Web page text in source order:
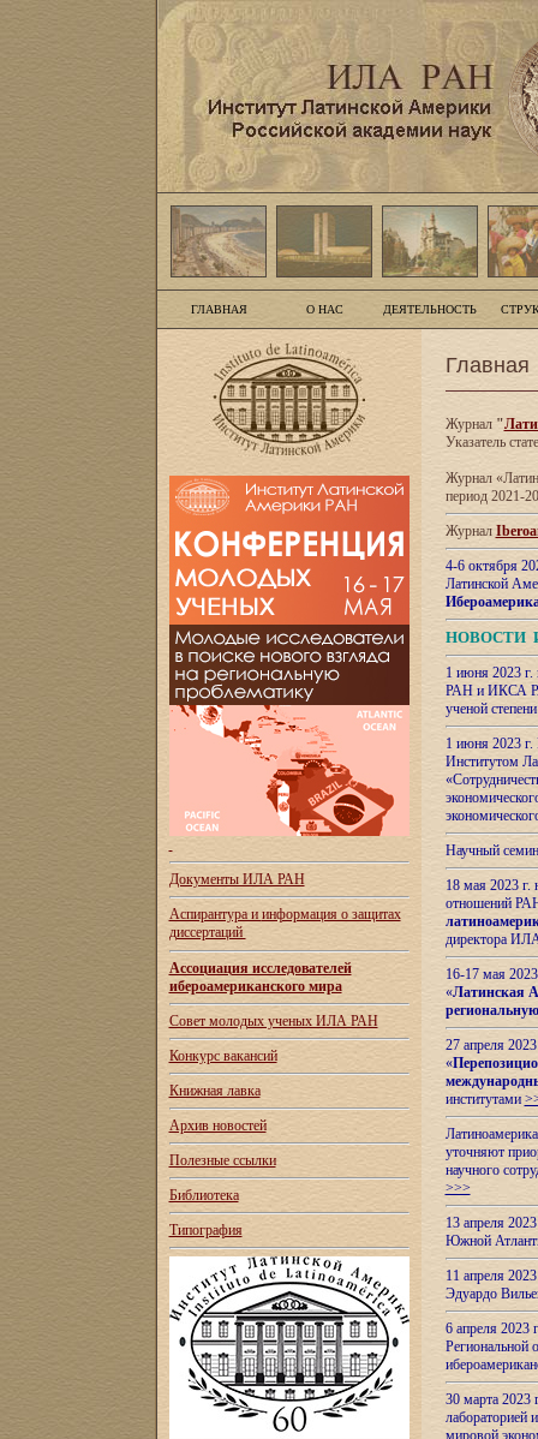
ГЛАВНАЯ О НАС ДЕЯТЕЛЬНОСТЬ
Документы ИЛА РАН
Аспирантура и информация о защитах
диссертаций
Ассоциация исследователей
ибероамериканского мира
Совет молодых ученых ИЛА РАН
Конкурс вакансий
Книжная лавка
Архив новостей
Полезные ссылки
Библиотека
Типография
Главная
Журнал"
Указатель
Журнал
период 2021-
Журнал
4-6 октября
Латинской
НОВОСТИ
1 июня 2023
РАН и ИКСА
ученой
1 июня 2023
Институтом
Научный
18 мая 2023
отношений
директора
16-17 мая
«Латинская
27 апреля
«
институтами
уточняют
научного
>>>
13 апреля
Южной
11 апреля
Эдуардо
6 апреля
Региональной
30 марта 2023
лабораторией
мировой